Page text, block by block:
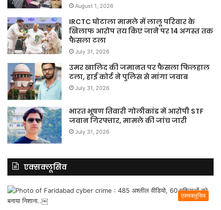
August 1, 2026
IRCTC घोटाला मामले में लालू परिवार के
खिलाफ आरोप तय किए जाने पर 14 अगस्त तक
फैसला टला
July 31, 2026
उमर खालिद की जमानत पर फैसला फिलहाल
टला, हाई कोर्ट ने पुलिस से मांगा जवाब
July 31, 2026
भारत भूषण तिवारी गोलीकांड में आरोपी STF
जवान गिरफ्तार, मामले की जांच जारी
July 31, 2026
एक्सक्लूसिव
एक्सक्लूसिव